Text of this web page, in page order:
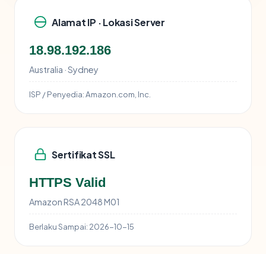
Alamat IP · Lokasi Server
18.98.192.186
Australia · Sydney
ISP / Penyedia:Amazon.com, Inc.
Sertifikat SSL
HTTPS Valid
Amazon RSA 2048 M01
Berlaku Sampai: 2026-10-15